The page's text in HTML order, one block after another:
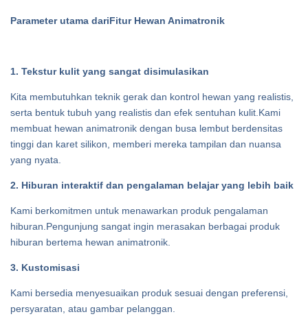
Parameter utama dariFitur Hewan Animatronik
1. Tekstur kulit yang sangat disimulasikan
Kita membutuhkan teknik gerak dan kontrol hewan yang realistis,
serta bentuk tubuh yang realistis dan efek sentuhan kulit.Kami
membuat hewan animatronik dengan busa lembut berdensitas
tinggi dan karet silikon, memberi mereka tampilan dan nuansa
yang nyata.
2. Hiburan interaktif dan pengalaman belajar yang lebih baik
Kami berkomitmen untuk menawarkan produk pengalaman
hiburan.Pengunjung sangat ingin merasakan berbagai produk
hiburan bertema hewan animatronik.
3. Kustomisasi
Kami bersedia menyesuaikan produk sesuai dengan preferensi,
persyaratan, atau gambar pelanggan.